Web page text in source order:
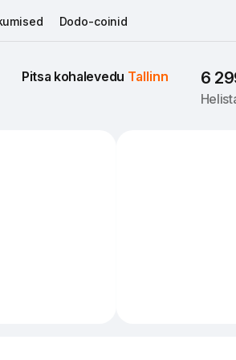
Dodo-coinid
Pitsa kohalevedu Tallinn 6